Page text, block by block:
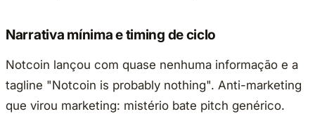
Narrativa mínima e timing de ciclo
Notcoin lançou com quase nenhuma informação e a
tagline "Notcoin is probably nothing". Anti-marketing
que virou marketing: mistério bate pitch genérico.